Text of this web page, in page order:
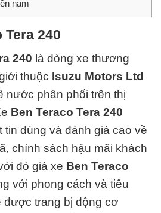
nam
Tera 240
240 là dòng xe thương
thuộc Isuzu Motors Ltd
nước phân phối trên thị
Ben Teraco Tera 240
dùng và đánh giá cao về
chính sách hậu mãi khách
đó giá xe Ben Teraco
với phong cách và tiêu
được trang bị động cơ